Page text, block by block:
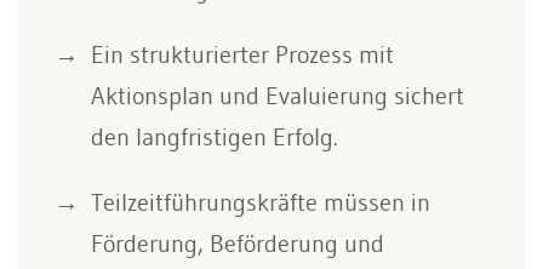
Ein strukturierter Prozess mit
Aktionsplan und Evaluierung sichert
den langfristigen Erfolg.
Teilzeitführungskräfte müssen in
Förderung, Beförderung und